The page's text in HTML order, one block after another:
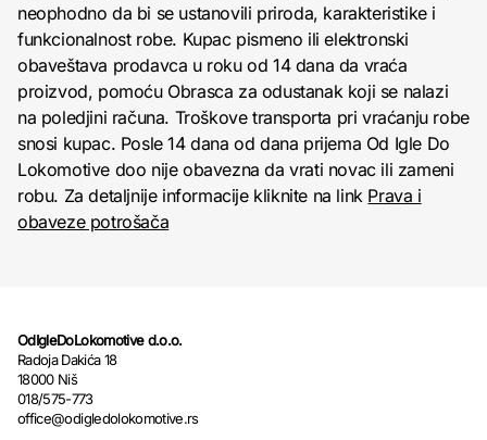
neophodno da bi se ustanovili priroda, karakteristike i
funkcionalnost robe. Kupac pismeno ili elektronski
obaveštava prodavca u roku od 14 dana da vraća
proizvod, pomoću Obrasca za odustanak koji se nalazi
na poledjini računa. Troškove transporta pri vraćanju robe
snosi kupac. Posle 14 dana od dana prijema Od Igle Do
Lokomotive doo nije obavezna da vrati novac ili zameni
robu. Za detaljnije informacije kliknite na link Prava i
obaveze potrošača
OdIgleDoLokomotive d.o.o.
Radoja Dakića 18
18000 Niš
018/575-773
office@odigledolokomotive.rs